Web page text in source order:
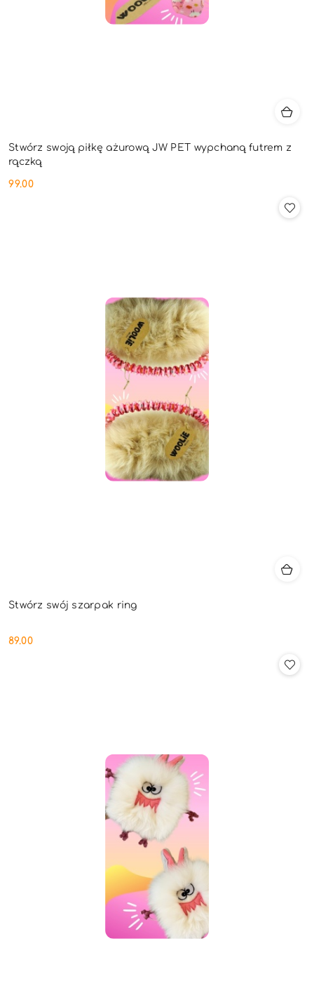
Stwórz swoją piłkę ażurową JW PET wypchaną futrem z
rączką
Cena:
99.00
Stwórz swój szarpak ring
Cena:
89.00